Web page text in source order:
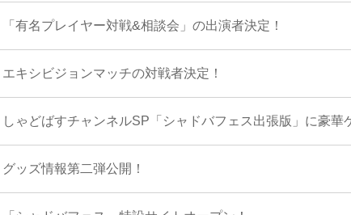
「有名プレイヤー対戦&相談会」の出演者決定！
エキシビジョンマッチの対戦者決定！
しゃどばすチャンネルSP「シャドバフェス出張版」に豪華
グッズ情報第二弾公開！